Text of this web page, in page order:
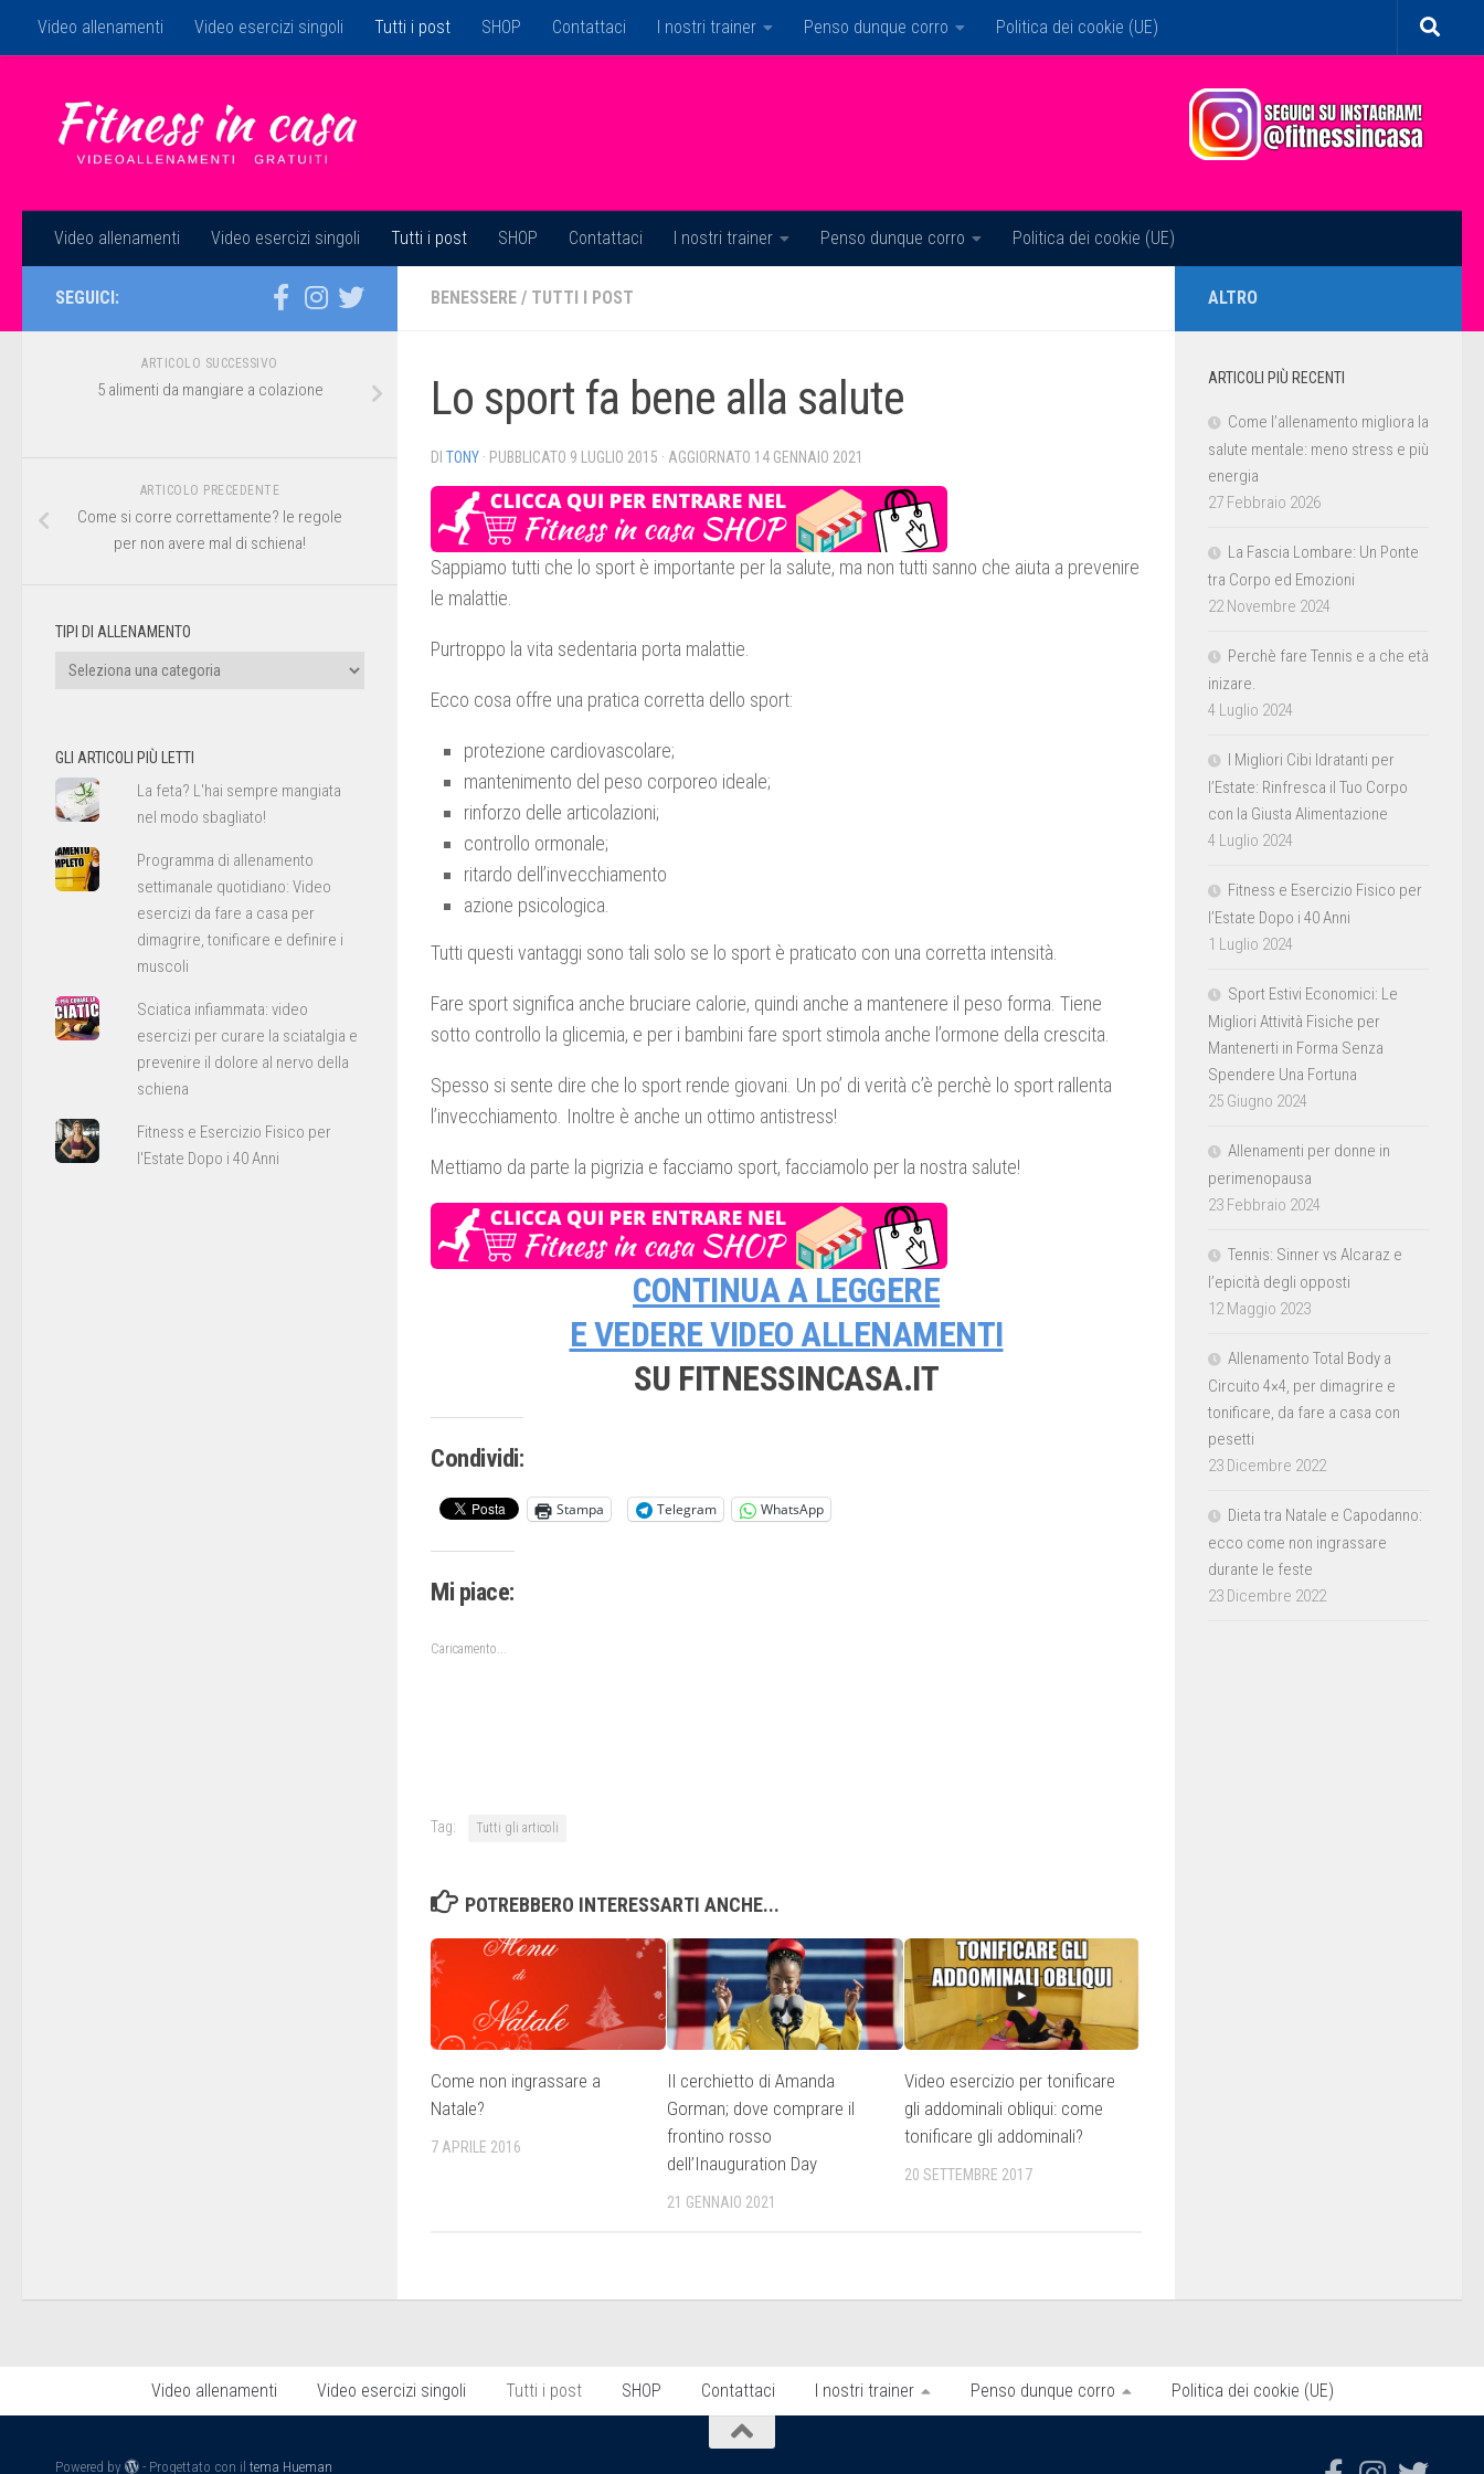
Salta al contenuto
Video allenamenti Video esercizi singoli Tutti i post SHOP Contattaci I nostri trainer Penso dunque corro Politica dei cookie (UE)
Video allenamenti Video esercizi singoli Tutti i post SHOP Contattaci I nostri trainer Penso dunque corro Politica dei cookie (UE)
BENESSERE / TUTTI I POST
Lo sport fa bene alla salute
DI TONY · PUBBLICATO 9 LUGLIO 2015 · AGGIORNATO 14 GENNAIO 2021
Sappiamo tutti che lo sport è importante per la salute, ma non tutti sanno che aiuta a prevenire
le malattie.
Purtroppo la vita sedentaria porta malattie.
Ecco cosa offre una pratica corretta dello sport:
protezione cardiovascolare;
mantenimento del peso corporeo ideale;
rinforzo delle articolazioni;
controllo ormonale;
ritardo dell’invecchiamento
azione psicologica.
Tutti questi vantaggi sono tali solo se lo sport è praticato con una corretta intensità.
Fare sport significa anche bruciare calorie, quindi anche a mantenere il peso forma. Tiene
sotto controllo la glicemia, e per i bambini fare sport stimola anche l’ormone della crescita.
Spesso si sente dire che lo sport rende giovani. Un po’ di verità c’è perchè lo sport rallenta
l’invecchiamento. Inoltre è anche un ottimo antistress!
Mettiamo da parte la pigrizia e facciamo sport, facciamolo per la nostra salute!
CONTINUA A LEGGERE
E VEDEREVIDEO ALLENAMENTI
SU FITNESSINCASA.IT
Condividi:
Stampa Telegram WhatsApp
Mi piace:
Caricamento...
Tag: Tutti gli articoli
POTREBBERO INTERESSARTI ANCHE...
Come non ingrassare a
Natale?
7 APRILE 2016
Il cerchietto di Amanda
Gorman; dove comprare il
frontino rosso
dell’Inauguration Day
21 GENNAIO 2021
Video esercizio per tonificare
gli addominali obliqui: come
tonificare gli addominali?
20 SETTEMBRE 2017
SEGUICI:
ARTICOLO SUCCESSIVO
5 alimenti da mangiare a colazione
ARTICOLO PRECEDENTE
Come si corre correttamente? le regole
per non avere mal di schiena!
TIPI DI ALLENAMENTO
Tipi
GLI ARTICOLI PIÙ LETTI
La feta? L'hai sempre mangiata
nel modo sbagliato!
Programma di allenamento
settimanale quotidiano: Video
esercizi da fare a casa per
dimagrire, tonificare e definire i
muscoli
Sciatica infiammata: video
esercizi per curare la sciatalgia e
prevenire il dolore al nervo della
schiena
Fitness e Esercizio Fisico per
l'Estate Dopo i 40 Anni
ALTRO
ARTICOLI PIÙ RECENTI
Come l’allenamento migliora la
salute mentale: meno stress e più
energia
27 Febbraio 2026
La Fascia Lombare: Un Ponte
tra Corpo ed Emozioni
22 Novembre 2024
Perchè fare Tennis e a che età
inizare.
4 Luglio 2024
I Migliori Cibi Idratanti per
l’Estate: Rinfresca il Tuo Corpo
con la Giusta Alimentazione
4 Luglio 2024
Fitness e Esercizio Fisico per
l’Estate Dopo i 40 Anni
1 Luglio 2024
Sport Estivi Economici: Le
Migliori Attività Fisiche per
Mantenerti in Forma Senza
Spendere Una Fortuna
25 Giugno 2024
Allenamenti per donne in
perimenopausa
23 Febbraio 2024
Tennis: Sinner vs Alcaraz e
l’epicità degli opposti
12 Maggio 2023
Allenamento Total Body a
Circuito 4×4, per dimagrire e
tonificare, da fare a casa con
pesetti
23 Dicembre 2022
Dieta tra Natale e Capodanno:
ecco come non ingrassare
durante le feste
23 Dicembre 2022
Video allenamenti Video esercizi singoli Tutti i post SHOP Contattaci I nostri trainer Penso dunque corro Politica dei cookie (UE)
Powered by - Progettato con iltema Hueman